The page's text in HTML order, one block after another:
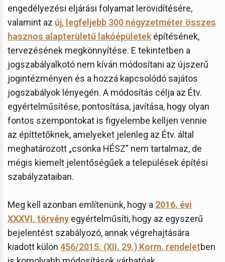
engedélyezési eljárási folyamat lerövidítésére,
valamint az új, legfeljebb 300 négyzetméter összes
hasznos alapterületű lakóépületek építésének,
tervezésének megkönnyítése. E tekintetben a
jogszabályalkotó nem kíván módosítani az újszerű
jogintézményen és a hozzá kapcsolódó sajátos
jogszabályok lényegén. A módosítás célja az Étv.
egyértelműsítése, pontosítása, javítása, hogy olyan
fontos szempontokat is figyelembe kelljen vennie
az építtetőknek, amelyeket jelenleg az Étv. által
meghatározott „csonka HÉSZ” nem tartalmaz, de
mégis kiemelt jelentőségűek a települések építési
szabályzataiban.
Meg kell azonban említenünk, hogy a 2016. évi
XXXVI. törvény egyértelműsíti, hogy az egyszerű
bejelentést szabályozó, annak végrehajtására
kiadott külön 456/2015. (XII. 29.) Korm. rendeletben